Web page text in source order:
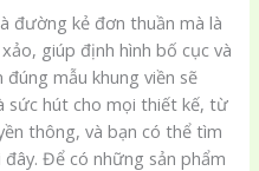
đường kẻ đơn thuần mà là
giúp định hình bố cục và
mẫu khung viền sẽ
sức hút cho mọi thiết kế, từ
thông, và bạn có thể tìm
Để có những sản phẩm